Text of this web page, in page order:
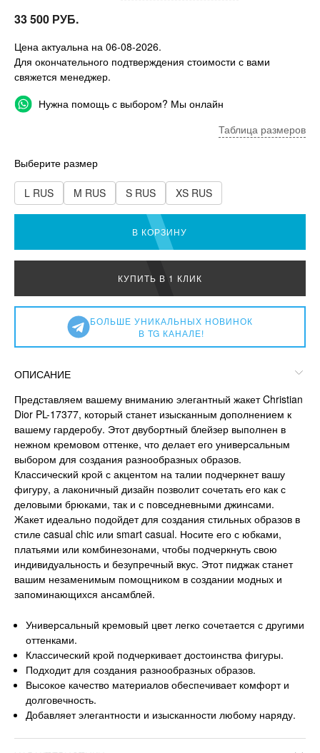
33 500 РУБ.
Цена актуальна на 06-08-2026.
Для окончательного подтверждения стоимости с вами
свяжется менеджер.
Нужна помощь с выбором? Мы онлайн
Таблица размеров
Выберите размер
L RUS M RUS S RUS XS RUS
В КОРЗИНУ
КУПИТЬ В 1 КЛИК
БОЛЬШЕ УНИКАЛЬНЫХ НОВИНОК
В TG КАНАЛЕ!
ОПИСАНИЕ
Представляем вашему вниманию элегантный жакет Christian
Dior PL-17377, который станет изысканным дополнением к
вашему гардеробу. Этот двубортный блейзер выполнен в
нежном кремовом оттенке, что делает его универсальным
выбором для создания разнообразных образов.
Классический крой с акцентом на талии подчеркнет вашу
фигуру, а лаконичный дизайн позволит сочетать его как с
деловыми брюками, так и с повседневными джинсами.
Жакет идеально подойдет для создания стильных образов в
стиле casual chic или smart casual. Носите его с юбками,
платьями или комбинезонами, чтобы подчеркнуть свою
индивидуальность и безупречный вкус. Этот пиджак станет
вашим незаменимым помощником в создании модных и
запоминающихся ансамблей.
Универсальный кремовый цвет легко сочетается с другими
оттенками.
Классический крой подчеркивает достоинства фигуры.
Подходит для создания разнообразных образов.
Высокое качество материалов обеспечивает комфорт и
долговечность.
Добавляет элегантности и изысканности любому наряду.